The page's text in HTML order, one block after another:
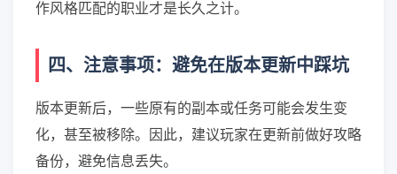
作风格匹配的职业才是长久之计。
四、注意事项：避免在版本更新中踩坑
版本更新后，一些原有的副本或任务可能会发生变
化，甚至被移除。因此，建议玩家在更新前做好攻略
备份，避免信息丢失。